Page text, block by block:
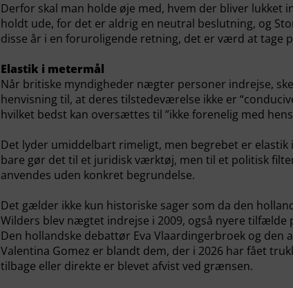
Derfor skal man holde øje med, hvem der bliver lukket
holdt ude, for det er aldrig en neutral beslutning, og
disse år i en foruroligende retning, det er værd at tage
Elastik i metermål
Når britiske myndigheder nægter personer indrejse,
henvisning til, at deres tilstedeværelse ikke er
hvilket bedst kan oversættes til ”ikke forenelig med
Det lyder umiddelbart rimeligt, men begrebet er elastik
bare gør det til et juridisk værktøj, men til et politisk
anvendes uden konkret begrundelse.
Det gælder ikke kun historiske sager som da den
Wilders blev nægtet indrejse i 2009, også nyere tilfælde
Den hollandske debattør Eva Vlaardingerbroek og den
Valentina Gomez er blandt dem, der i 2026 har fået
tilbage eller direkte er blevet afvist ved grænsen.